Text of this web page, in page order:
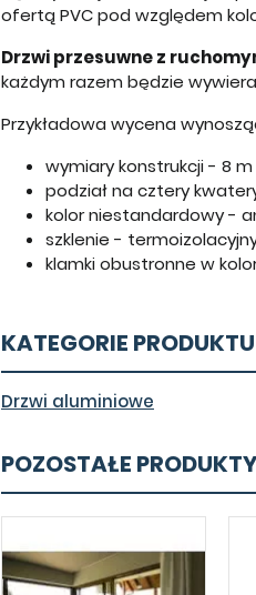
ofertą PVC pod względem
Drzwi przesuwne z
każdym razem będzie
Przykładowa wycena
wymiary konstrukcji - 8 m
podział na cztery
kolor niestandardowy -
szklenie -
klamki obustronne w
KATEGORIE PRODUKTU
Drzwi aluminiowe
POZOSTAŁE